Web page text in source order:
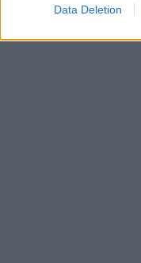
Data Deletion